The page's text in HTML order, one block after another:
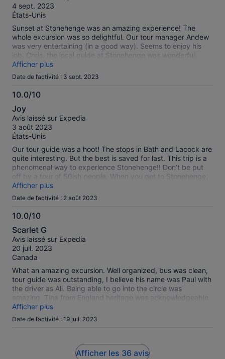
some day.
10
4 sept. 2023
États-Unis
Sunset at Stonehenge was an amazing experience! The
whole excursion was so delightful. Our tour manager Andew
was very entertaining (in a good way). Seems to enjoy his
job. Chris, the local guide at Stonehenge was wonderful.
Gave a lot of information & was accessible to answer
questions.
Afficher plus
Date de l’activité : 3 sept. 2023
10.0/10
10.0
sur
10
Joy
Avis laissé sur Expedia
3 août 2023
États-Unis
Our tour guide was a hoot! The stops in Bath and Lacock are
quite interesting. But the best is saved for last. This trip is a
phenomenal way to experience Stonehenge!! Don’t be put
off by a tour of 50ish people. When you get to Stonehenge,
the group is divided in half. One group is allowed to walk in
amongst the stones and the other half walks a long path all
went on a week day in late July and we were the only group
there. We also had luck in that the sun came out after a day
of rain. It was amazing!!! I hope your experience is just as
magical!
Afficher plus
Date de l’activité : 2 août 2023
10.0/10
10.0
sur
10
Scarlet G
Avis laissé sur Expedia
20 juil. 2023
Canada
What an amazing excursion. Well organized, bus was clean,
tour guide was outstanding, I believe his name was Paul with
the driver as Ali. Being able to go into the circle was
amazing. Tina from England heritage was acknowledgeable
and friendly too. I highly recommend this excursion with this
company.
Afficher plus
Date de l’activité : 19 juil. 2023
Afficher les 36 avis